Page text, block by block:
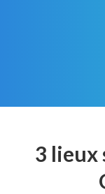
3 lieux